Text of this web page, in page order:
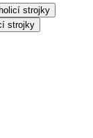
strojky
strojky